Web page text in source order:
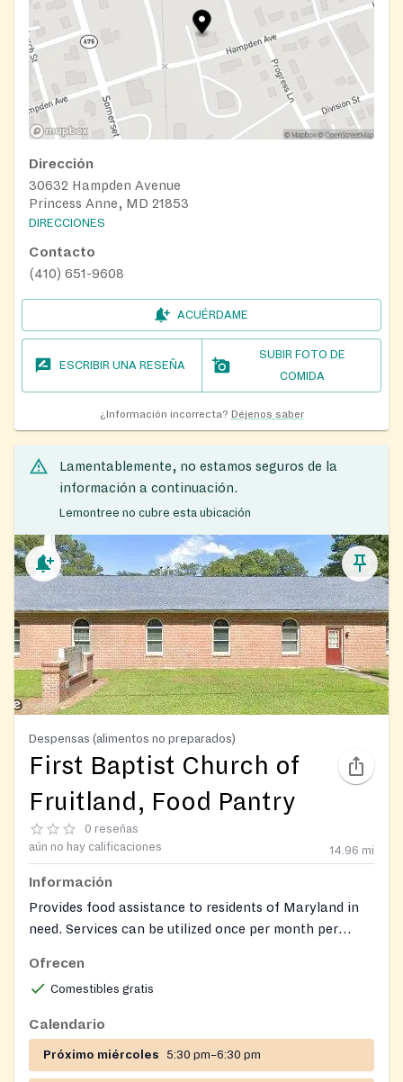
Dirección
30632 Hampden Avenue
Princess Anne, MD 21853
DIRECCIONES
Contacto
(410) 651-9608
ACUÉRDAME
ESCRIBIR UNA RESEÑA
SUBIR FOTO DE
COMIDA
¿Información incorrecta? Déjenos saber
Lamentablemente, no estamos seguros de la
información a continuación.
Lemontree no cubre esta ubicación
Despensas (alimentos no preparados)
First Baptist Church of
Fruitland, Food Pantry
0 reseñas
aún no hay calificaciones
14.96 mi
Información
Provides food assistance to residents of Maryland in
need. Services can be utilized once per month per
accepted.
Ofrecen
Comestibles gratis
Calendario
Próximo miércoles 5:30 pm–6:30 pm